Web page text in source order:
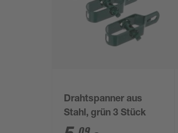
Drahtspanner aus
Stahl, grün 3 Stück